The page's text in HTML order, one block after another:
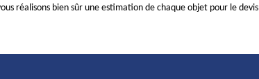
réalisons bien sûr une estimation de chaque objet pour le devis